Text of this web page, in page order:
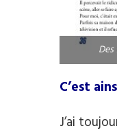
C’est
J’ai